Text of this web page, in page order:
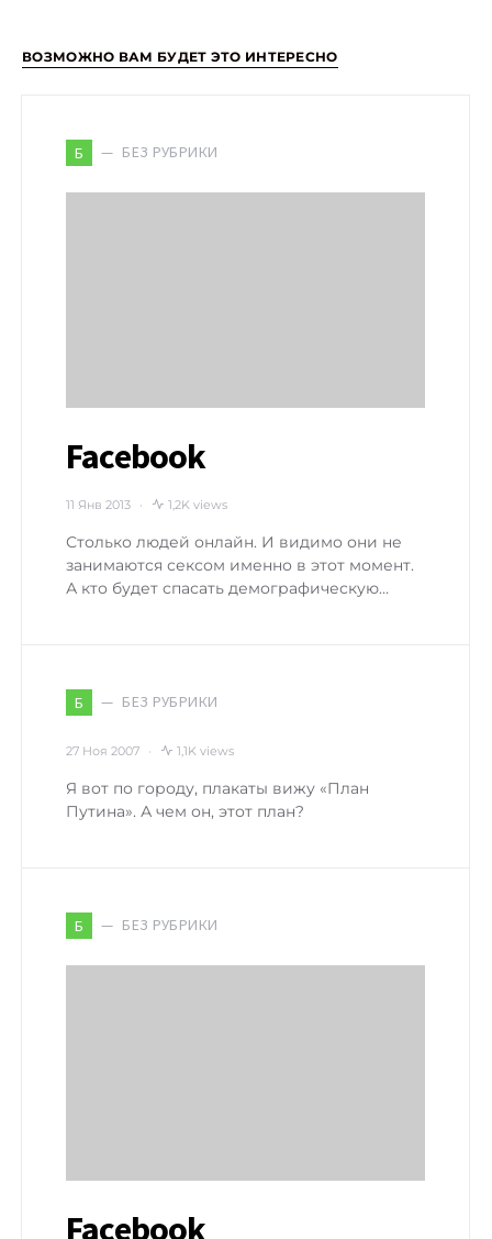
ВОЗМОЖНО ВАМ БУДЕТ ЭТО ИНТЕРЕСНО
Б БЕЗ РУБРИКИ
Facebook
11 Янв 2013 1,2K views
Столько людей онлайн. И видимо они не
занимаются сексом именно в этот момент.
А кто будет спасать демографическую…
Б БЕЗ РУБРИКИ
27 Ноя 2007 1,1K views
Я вот по городу, плакаты вижу «План
Путина». А чем он, этот план?
Б БЕЗ РУБРИКИ
Facebook